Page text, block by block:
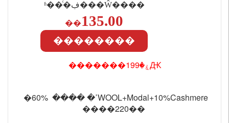
ʱ��ͨ�ڣ���Ŵ����
��135.00
��������
�������ۼ�199Ԫ
�ߴ� ���� 60%WOOL+Modal+10%Cashmere
����220��